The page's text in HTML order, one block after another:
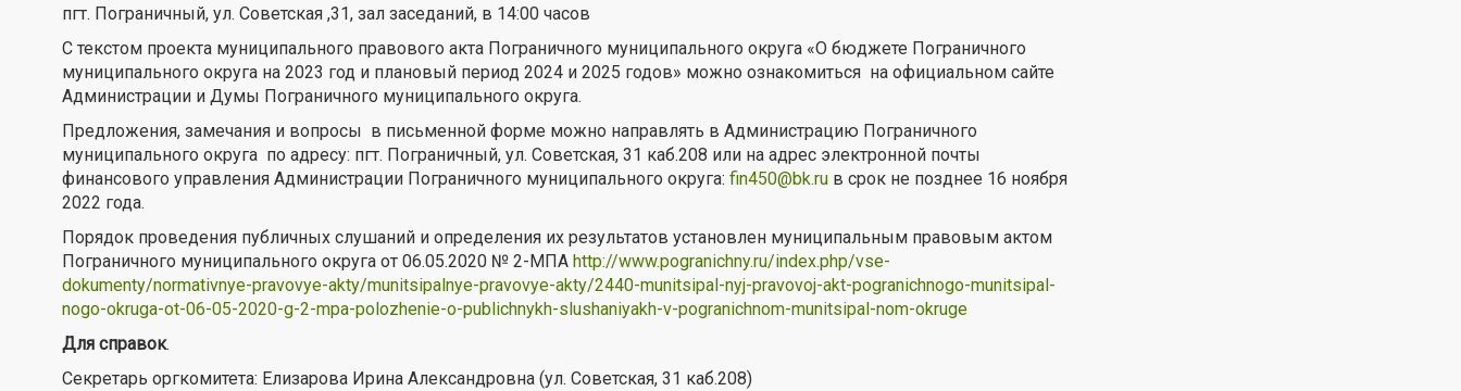
пгт. Пограничный, ул. Советская ,31, зал заседаний, в 14:00 часов
С текстом проекта муниципального правового акта Пограничного муниципального округа «О бюджете Пограничного
муниципального округа на 2023 год и плановый период 2024 и 2025 годов» можно ознакомиться на официальном сайте
Администрации и Думы Пограничного муниципального округа.
Предложения, замечания и вопросы в письменной форме можно направлять в Администрацию Пограничного
муниципального округа по адресу: пгт. Пограничный, ул. Советская, 31 каб.208 или на адрес электронной почты
финансового управления Администрации Пограничного муниципального округа: fin450@bk.ru в срок не позднее 16 ноября
2022 года.
Порядок проведения публичных слушаний и определения их результатов установлен муниципальным правовым актом
Пограничного муниципального округа от 06.05.2020 № 2-МПА http://www.pogranichny.ru/index.php/vse-
dokumenty/normativnye-pravovye-akty/munitsipalnye-pravovye-akty/2440-munitsipal-nyj-pravovoj-akt-pogranichnogo-munitsipal-
nogo-okruga-ot-06-05-2020-g-2-mpa-polozhenie-o-publichnykh-slushaniyakh-v-pogranichnom-munitsipal-nom-okruge
Для справок.
Секретарь оргкомитета: Елизарова Ирина Александровна (ул. Советская, 31 каб.208)